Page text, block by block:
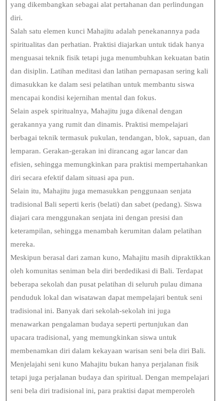
yang dikembangkan sebagai alat pertahanan dan perlindungan
diri.
Salah satu elemen kunci Mahajitu adalah penekanannya pada
spiritualitas dan perhatian. Praktisi diajarkan untuk tidak hanya
menguasai teknik fisik tetapi juga menumbuhkan kekuatan batin
dan disiplin. Latihan meditasi dan latihan pernapasan sering kali
dimasukkan ke dalam sesi pelatihan untuk membantu siswa
mencapai kondisi kejernihan mental dan fokus.
Selain aspek spiritualnya, Mahajitu juga dikenal dengan
gerakannya yang rumit dan dinamis. Praktisi mempelajari
berbagai teknik termasuk pukulan, tendangan, blok, sapuan, dan
lemparan. Gerakan-gerakan ini dirancang agar lancar dan
efisien, sehingga memungkinkan para praktisi mempertahankan
diri secara efektif dalam situasi apa pun.
Selain itu, Mahajitu juga memasukkan penggunaan senjata
tradisional Bali seperti keris (belati) dan sabet (pedang). Siswa
diajari cara menggunakan senjata ini dengan presisi dan
keterampilan, sehingga menambah kerumitan dalam pelatihan
mereka.
Meskipun berasal dari zaman kuno, Mahajitu masih dipraktikkan
oleh komunitas seniman bela diri berdedikasi di Bali. Terdapat
beberapa sekolah dan pusat pelatihan di seluruh pulau dimana
penduduk lokal dan wisatawan dapat mempelajari bentuk seni
tradisional ini. Banyak dari sekolah-sekolah ini juga
menawarkan pengalaman budaya seperti pertunjukan dan
upacara tradisional, yang memungkinkan siswa untuk
membenamkan diri dalam kekayaan warisan seni bela diri Bali.
Menjelajahi seni kuno Mahajitu bukan hanya perjalanan fisik
tetapi juga perjalanan budaya dan spiritual. Dengan mempelajari
seni bela diri tradisional ini, para praktisi dapat memperoleh